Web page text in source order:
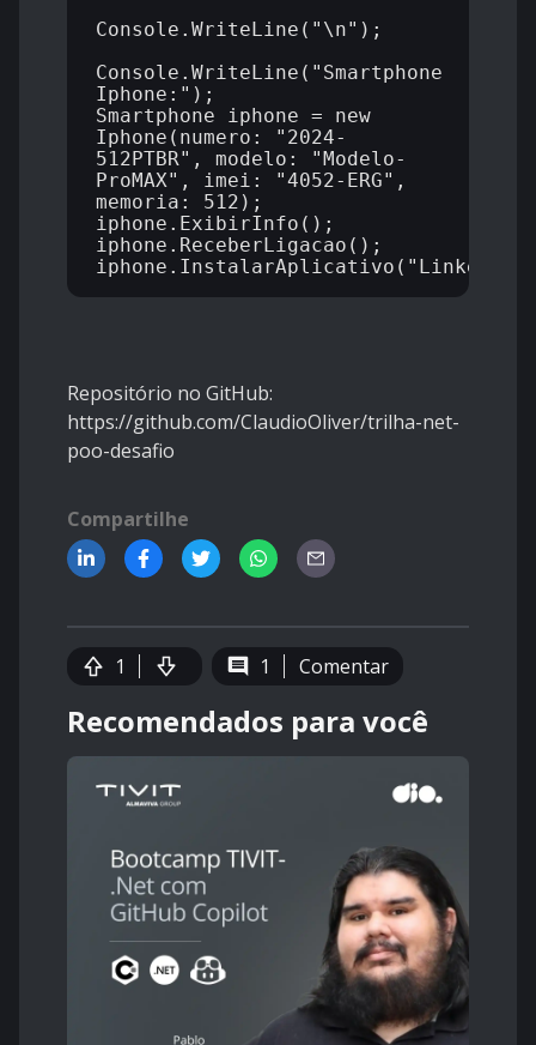
Console.WriteLine("\n");
Console.WriteLine("Smartphone
Iphone:");
Smartphone iphone = new
Iphone(numero: "2024-
512PTBR", modelo: "Modelo-
ProMAX", imei: "4052-ERG",
memoria: 512);
iphone.ExibirInfo();
iphone.ReceberLigacao();
Repositório no GitHub:
https://github.com/ClaudioOliver/trilha-net-
poo-desafio
Compartilhe
1 1 Comentar
Recomendados para você